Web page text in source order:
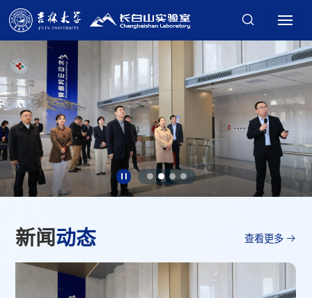
新闻动态 查看更多